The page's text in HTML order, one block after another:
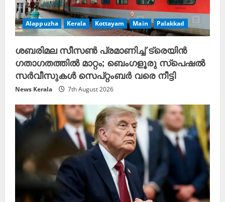
Alappuzha Kerala Kottayam Main Palakkad
ശബരിമല സീസൺ പ്രമാണിച്ച് ട്രെയിൻ
ഗതാഗതത്തിൽ മാറ്റം; ബെംഗളൂരു സ്പെഷൽ
സർവീസുകൾ സെപ്റ്റംബർ വരെ നീട്ടി
News Kerala 7th August 2026